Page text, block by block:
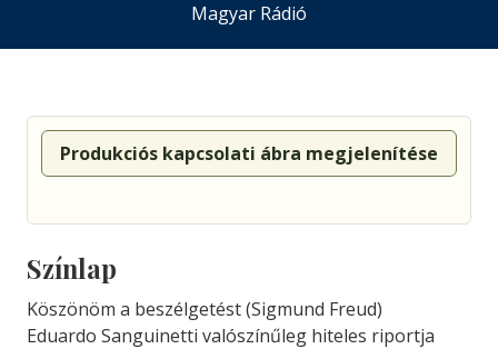
Magyar Rádió
Produkciós kapcsolati ábra megjelenítése
Színlap
Köszönöm a beszélgetést (Sigmund Freud)
Eduardo Sanguinetti valószínűleg hiteles riportja